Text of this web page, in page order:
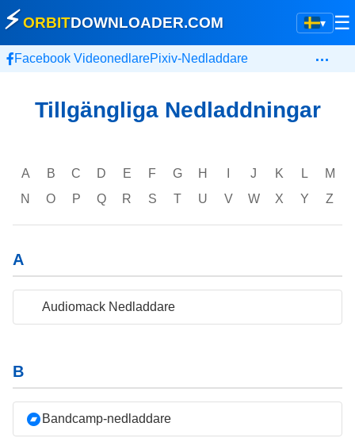
▾
⚡ORBITDOWNLOADER.COM ☰
Facebook VideonedlarePixiv-Nedladdare …
Tillgängliga Nedladdningar
A B C D E F G H J K L
M
N
O P Q R S T U V W X Y Z
A
Audiomack Nedladdare
B
Bandcamp-nedladdare